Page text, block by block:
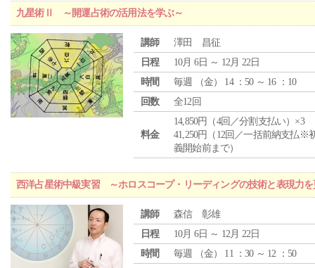
九星術Ⅱ ～開運占術の活用法を学ぶ～
講師
澤田 昌征
日程
10月 6日 ～ 12月 22日
時間
毎週 （金） 14 ：50 ～ 16 ：10
回数
全12回
料金
14,850円（4回／分割支払い）×3
41,250円（12回／一括前納支払※
義開始前まで）
西洋占星術中級実習 ～ホロスコープ・リーディングの技術と表現力
講師
森信 彰雄
日程
10月 6日 ～ 12月 22日
時間
毎週 （金） 11 ：30 ～ 12 ：50